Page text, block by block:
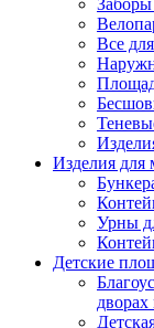
Все
Изделия для
Урны
Детские